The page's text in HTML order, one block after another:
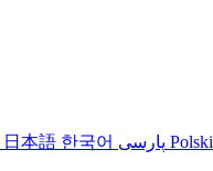
日本語 한국어 Polski